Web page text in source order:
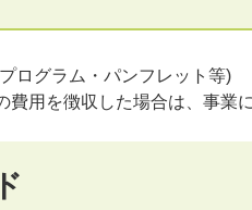
ログラム・パンフレット等)
費用を徴収した場合は、事業